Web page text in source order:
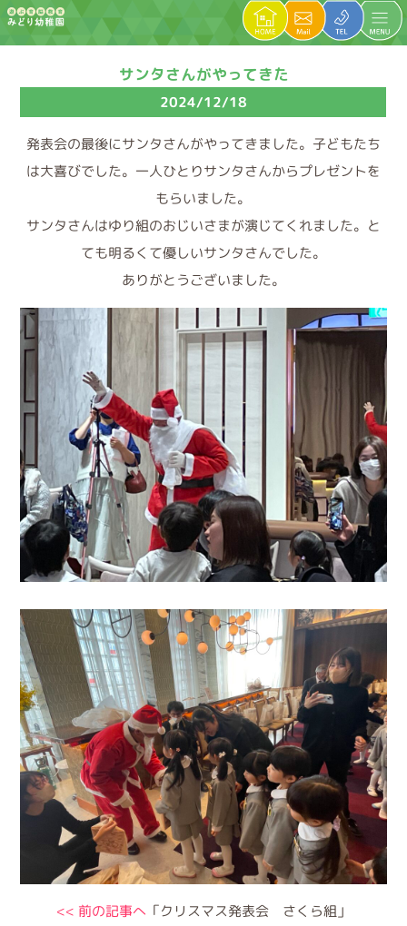
サンタさんがやってきた
2024/12/18
発表会の最後にサンタさんがやってきました。子どもたち
は大喜びでした。一人ひとりサンタさんからプレゼントを
もらいました。
サンタさんはゆり組のおじいさまが演じてくれました。と
ても明るくて優しいサンタさんでした。
ありがとうございました。
<< 前の記事へ 「クリスマス発表会 さくら組」